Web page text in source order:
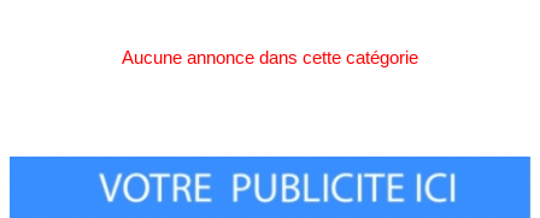
Aucune annonce dans cette catégorie